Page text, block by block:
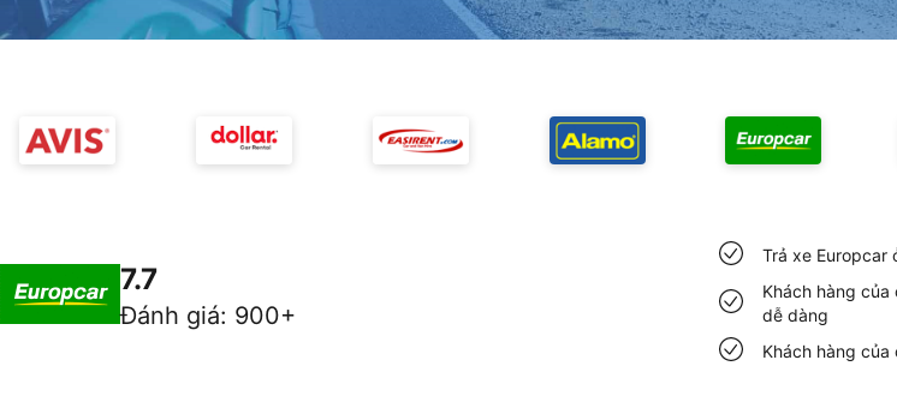
7.7
Đánh giá: 900+
Trả xe Europcar
Khách hàng
dễ dàng
Khách hàng của